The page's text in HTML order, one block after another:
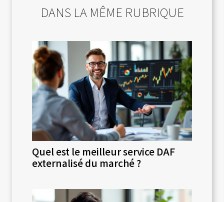
DANS LA MÊME RUBRIQUE
Quel est le meilleur service DAF
externalisé du marché ?